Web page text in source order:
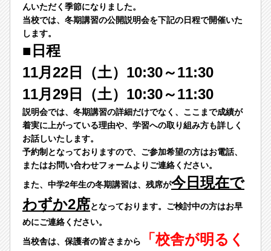
んいただく季節になりました。
当校では、冬期講習の公開説明会を下記の日程で開催いた
します。
■日程
11月22日（土）10:30～11:30
11月29日（土）10:30～11:30
説明会では、冬期講習の詳細だけでなく、ここまで成績が
着実に上がっている理由や、学習への取り組み方も詳しく
お話しいたします。
予約制となっておりますので、ご参加希望の方はお電話、
またはお問い合わせフォームよりご連絡ください。
また、中学2年生の冬期講習は、残席が今日現在で
わずか2席となっております。ご検討中の方はお早
めにご連絡ください。
当校舎は、保護者の皆さまから
「校舎が明るく